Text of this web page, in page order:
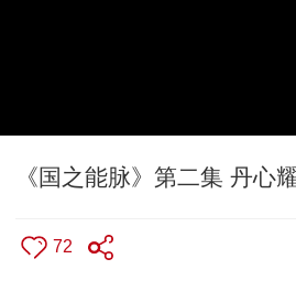
《国之能脉》第二集 丹心
72